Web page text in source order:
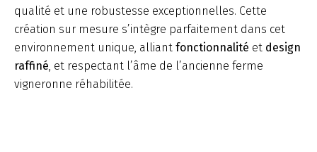
qualité et une robustesse exceptionnelles. Cette
création sur mesure s’intègre parfaitement dans cet
environnement unique, alliant fonctionnalité et design
raffiné, et respectant l’âme de l’ancienne ferme
vigneronne réhabilitée.